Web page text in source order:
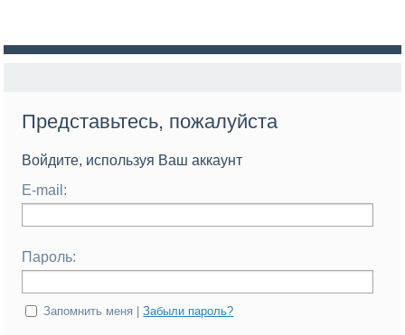
Представьтесь, пожалуйста
Войдите, используя Ваш аккаунт
E-mail:
Пароль:
Запомнить меня |Забыли пароль?